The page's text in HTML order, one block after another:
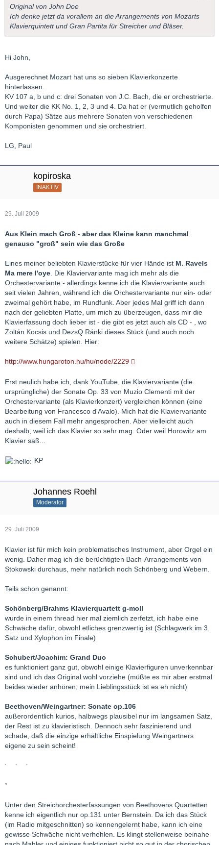
Original von John Doe
Ich denke jetzt da vorallem an die Arrangements von Mozarts
Klavierquintett und Gran Partita für Streicher und Bläser.
Hi John,
Ausgerechnet Mozart hat uns so sieben Klavierkonzerte
hinterlassen.
KV 107 a, b und c: drei Sonaten von J.C. Bach, die er orchestrierte.
Und weiter die KK No. 1, 2, 3 und 4. Da hat er (vermutlich geholfen
durch Papa) Sätze aus mehrere Sonaten von verschiedenen
Komponisten genommen und sie orchestriert.
LG, Paul
kopiroska
INAKTIV
29. Juli 2009
Aus Klein mach Groß - aber das Kleine kann manchmal
genauso "groß" sein wie das Große
Eines meiner beliebten Klavierstücke für vier Hände ist M. Ravels
Ma mere l'oye. Die Klaviervariante mag ich mehr als die
Orchestervariante - allerdings kenne ich die Klaviervariante auch
seit vielen Jahren, während ich die Orchestervariante nur ein- oder
zweimal gehört habe, im Rundfunk. Aber jedes Mal griff ich dann
nach der geliebten Platte, um mich zu überzeugen, dass mir die
Klavierfassung doch lieber ist - die gibt es jetzt auch als CD - , wo
Zoltán Kocsis und DezsQ Ránki dieses Stück (und auch noch
weitere Schätze) spielen. Hier:
http://www.hungaroton.hu/hu/node/2229
Erst neulich habe ich, dank YouTube, die Klaviervariante (die
ursprüngliche) der Sonate Op. 33 von Muzio Clementi mit der
Orchestervariante (als Klavierkonzert) vergleichen können (eine
Bearbeitung von Francesco d'Avalo). Mich hat die Klaviervariante
auch in diesem Fall mehr angesprochen. Aber vielleicht auch
deshalb, weil ich das Klavier so sehr mag. Oder weil Horowitz am
Klavier saß...
KP
Johannes Roehl
Moderator
29. Juli 2009
Klavier ist für mich kein problematisches Instrument, aber Orgel ein
wenig. Daher mag ich die berüchtigten Bach-Arrangements von
Stokowski durchaus, mehr natürlich noch Schönberg und Webern.
Teils schon genannt:
Schönberg/Brahms Klavierquartett g-moll
wurde in einem thread hier mal ziemlich zerfetzt, ich habe eine
Schwäche dafür, obwohl etliches grenzwertig ist (Schlagwerk im 3.
Satz und Xylophon im Finale)
Schubert/Joachim: Grand Duo
es funktioniert ganz gut, obwohl einige Klavierfiguren unverkennbar
sind und ich das Original wohl vorziehe (müßte es mir aber erstmal
beides wieder anhören; mein Lieblingsstück ist es eh nicht)
Beethoven/Weingartner: Sonate op.106
außerordentlich kurios, halbwegs plausibel nur im langsamen Satz,
der Rest ist zu klavieristisch. Dennoch sehr faszinierend und
schade, daß die einzige erhältliche Einspielung Weingartners
eigene zu sein scheint!
Unter den Streichorchesterfassungen von Beethovens Quartetten
kenne ich eigentlich nur op.131 unter Bernstein. Da ich das Stück
(im Radio mitgeschnitten) so kennengelernt habe, kann ich eine
gewisse Schwäche nicht verhehlen. Es klingt stellenweise beinahe